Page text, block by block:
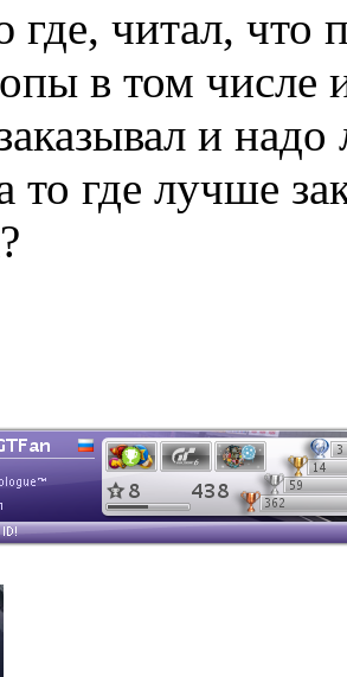
читал, что
в том
и надо
то где лучше